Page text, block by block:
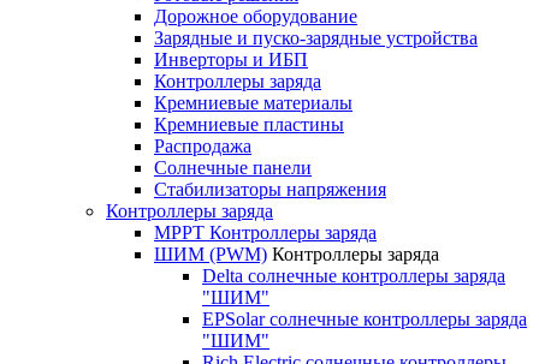
Дорожное оборудование
Зарядные и пуско-зарядные устройства
Инверторы и ИБП
Контроллеры заряда
Кремниевые материалы
Кремниевые пластины
Распродажа
Солнечные панели
Стабилизаторы напряжения
Контроллеры заряда
MPPT Контроллеры заряда
ШИМ (PWM) Контроллеры заряда
Delta солнечные контроллеры заряда
"ШИМ"
EPSolar солнечные контроллеры заряда
"ШИМ"